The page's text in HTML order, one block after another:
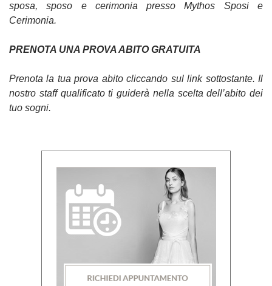
sposa, sposo e cerimonia presso Mythos Sposi e
Cerimonia.
PRENOTA UNA PROVA ABITO GRATUITA
Prenota la tua prova abito cliccando sul link sottostante. Il
nostro staff qualificato ti guiderà nella scelta dell’abito dei
tuo sogni.